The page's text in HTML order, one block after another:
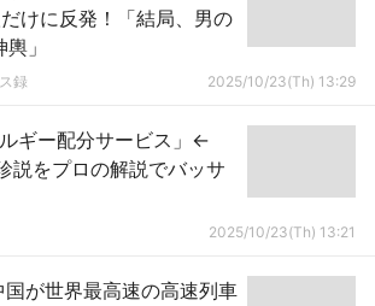
けに反発！「結局、男の
」
録 2025/10/23(Th) 13:29
ルギー配分サービス」←
説をプロの解説でバッサ
2025/10/23(Th) 13:21
が世界最高速の高速列車